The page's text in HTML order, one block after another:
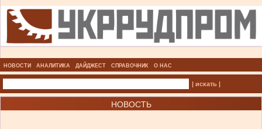
НОВОСТИ АНАЛИТИКА ДАЙДЖЕСТ СПРАВОЧНИК О НАС
| искать |
НОВОСТЬ